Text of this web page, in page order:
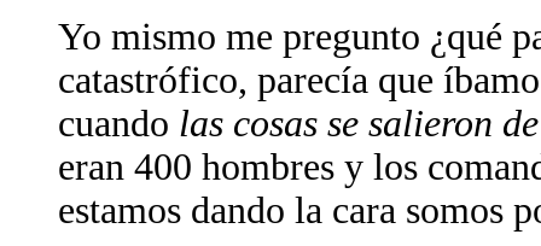
Yo mismo me pregunto ¿qué
catastrófico, parecía que
cuando las cosas se salieron
eran 400 hombres y los
estamos dando la cara somos